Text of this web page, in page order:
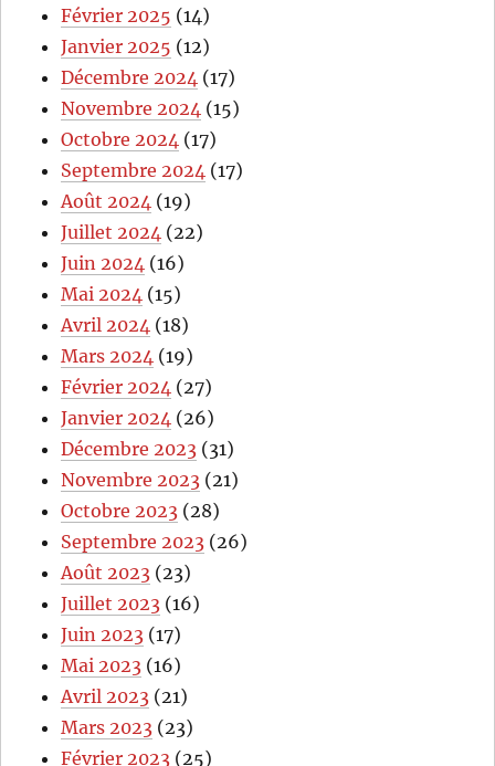
Février 2025 (14)
Janvier 2025 (12)
Décembre 2024 (17)
Novembre 2024 (15)
Octobre 2024 (17)
Septembre 2024 (17)
Août 2024 (19)
Juillet 2024 (22)
Juin 2024 (16)
Mai 2024 (15)
Avril 2024 (18)
Mars 2024 (19)
Février 2024 (27)
Janvier 2024 (26)
Décembre 2023 (31)
Novembre 2023 (21)
Octobre 2023 (28)
Septembre 2023 (26)
Août 2023 (23)
Juillet 2023 (16)
Juin 2023 (17)
Mai 2023 (16)
Avril 2023 (21)
Mars 2023 (23)
Février 2023 (25)